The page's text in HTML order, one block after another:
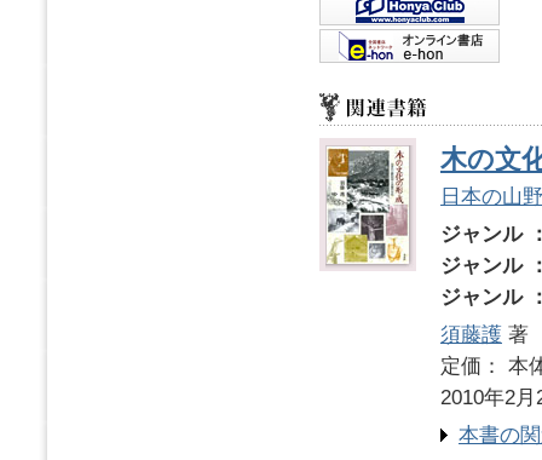
木の文
日本の山
ジャンル
ジャンル
ジャンル
須藤護 著
定価：
2010年2月
本書の